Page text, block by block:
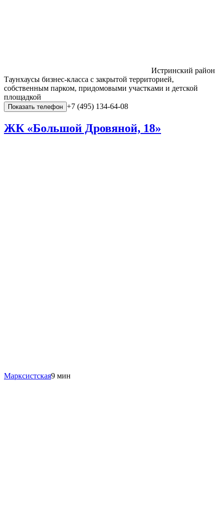
Истринский район
Таунхаусы бизнес-класса с закрытой территорией,
собственным парком, придомовыми участками и детской
площадкой
Показать телефон +7 (495) 134-64-08
ЖК «Большой Дровяной, 18»
Марксистская9 мин